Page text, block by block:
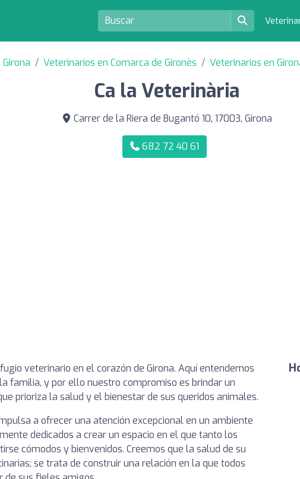
Veterinarios en Comarca de Gironès Veterinarios en
Ca la Veterinària
Carrer de la Riera de Bugantó 10, 17003, Girona
682 72 40 61
veterinario en el corazón de Girona. Aquí entendemos
familia, y por ello nuestro compromiso es brindar un
prioriza la salud y el bienestar de sus queridos animales.
a ofrecer una atención excepcional en un ambiente
dedicados a crear un espacio en el que tanto los
cómodos y bienvenidos. Creemos que la salud de su
se trata de construir una relación en la que todos